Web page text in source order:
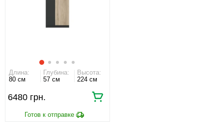
Длина:
80 см
Глубина:
57 см
Высота:
224 см
6480 грн.